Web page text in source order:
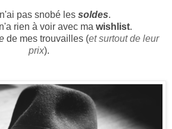
pas snobé les soldes.
rien à voir avec ma wishlist.
de mes trouvailles (et surtout de leur
prix).